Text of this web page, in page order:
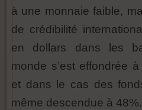
à une monnaie faible,
de crédibilité
en dollars dans les
monde s’est effondrée
et dans le cas des
même descendue à 48%.